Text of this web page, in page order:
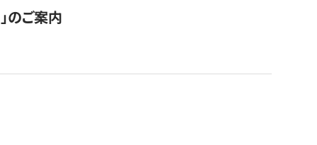
のご案内